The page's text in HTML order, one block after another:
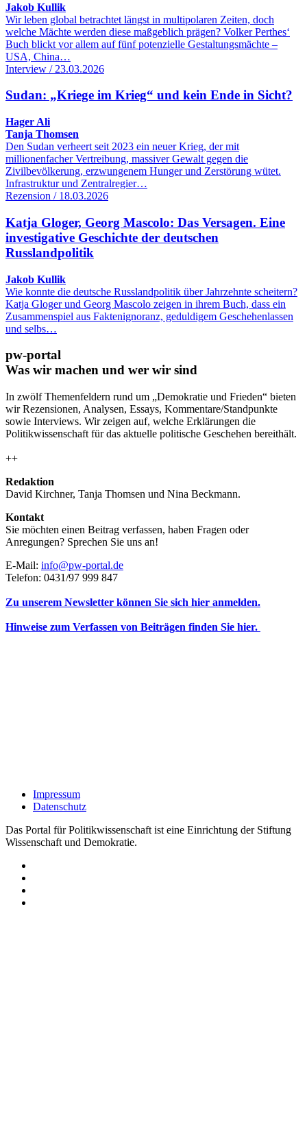
Jakob Kullik
Wir leben global betrachtet längst in multipolaren Zeiten, doch
welche Mächte werden diese maßgeblich prägen? Volker Perthes‘
Buch blickt vor allem auf fünf potenzielle Gestaltungsmächte –
USA, China…
Interview / 23.03.2026
Sudan: „Kriege im Krieg“ und kein Ende in Sicht?
Hager Ali
Tanja Thomsen
Den Sudan verheert seit 2023 ein neuer Krieg, der mit
millionenfacher Vertreibung, massiver Gewalt gegen die
Zivilbevölkerung, erzwungenem Hunger und Zerstörung wütet.
Infrastruktur und Zentralregier…
Rezension / 18.03.2026
Katja Gloger, Georg Mascolo: Das Versagen. Eine
investigative Geschichte der deutschen
Russlandpolitik
Jakob Kullik
Wie konnte die deutsche Russlandpolitik über Jahrzehnte scheitern?
Katja Gloger und Georg Mascolo zeigen in ihrem Buch, dass ein
Zusammenspiel aus Faktenignoranz, geduldigem Geschehenlassen
und selbs…
pw-portal
Was wir machen und wer wir sind
In zwölf Themenfeldern rund um „Demokratie und Frieden“ bieten
wir Rezensionen, Analysen, Essays, Kommentare/Standpunkte
sowie Interviews. Wir zeigen auf, welche Erklärungen die
Politikwissenschaft für das aktuelle politische Geschehen bereithält.
++
Redaktion
David Kirchner, Tanja Thomsen und Nina Beckmann.
Kontakt
Sie möchten einen Beitrag verfassen, haben Fragen oder
Anregungen? Sprechen Sie uns an!
E-Mail: info@pw-portal.de
Telefon: 0431/97 999 847
Zu unserem Newsletter können Sie sich hier anmelden.
Hinweise zum Verfassen von Beiträgen finden Sie hier.